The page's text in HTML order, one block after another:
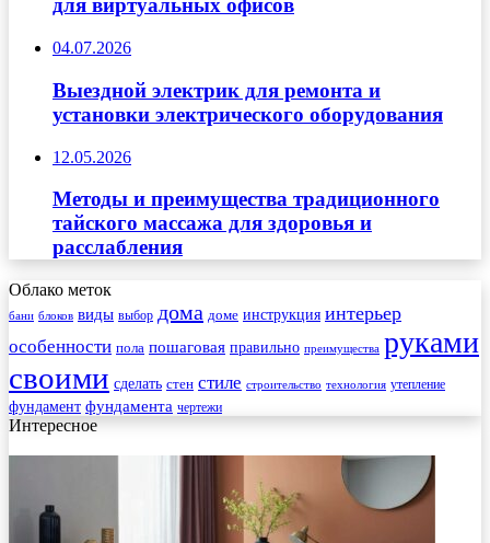
для виртуальных офисов
04.07.2026
Выездной электрик для ремонта и
установки электрического оборудования
12.05.2026
Методы и преимущества традиционного
тайского массажа для здоровья и
расслабления
Облако меток
бани блоков виды выбор дома доме инструкция интерьер
особенности пола пошаговая правильно преимущества руками
своими сделать стен стиле строительство технология утепление
фундамент фундамента чертежи
Интересное